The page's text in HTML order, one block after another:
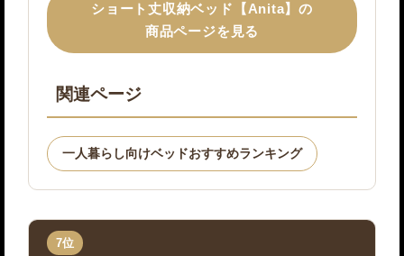
ショート丈収納ベッド【Anita】の
商品ページを見る
関連ページ
一人暮らし向けベッドおすすめランキング
7位